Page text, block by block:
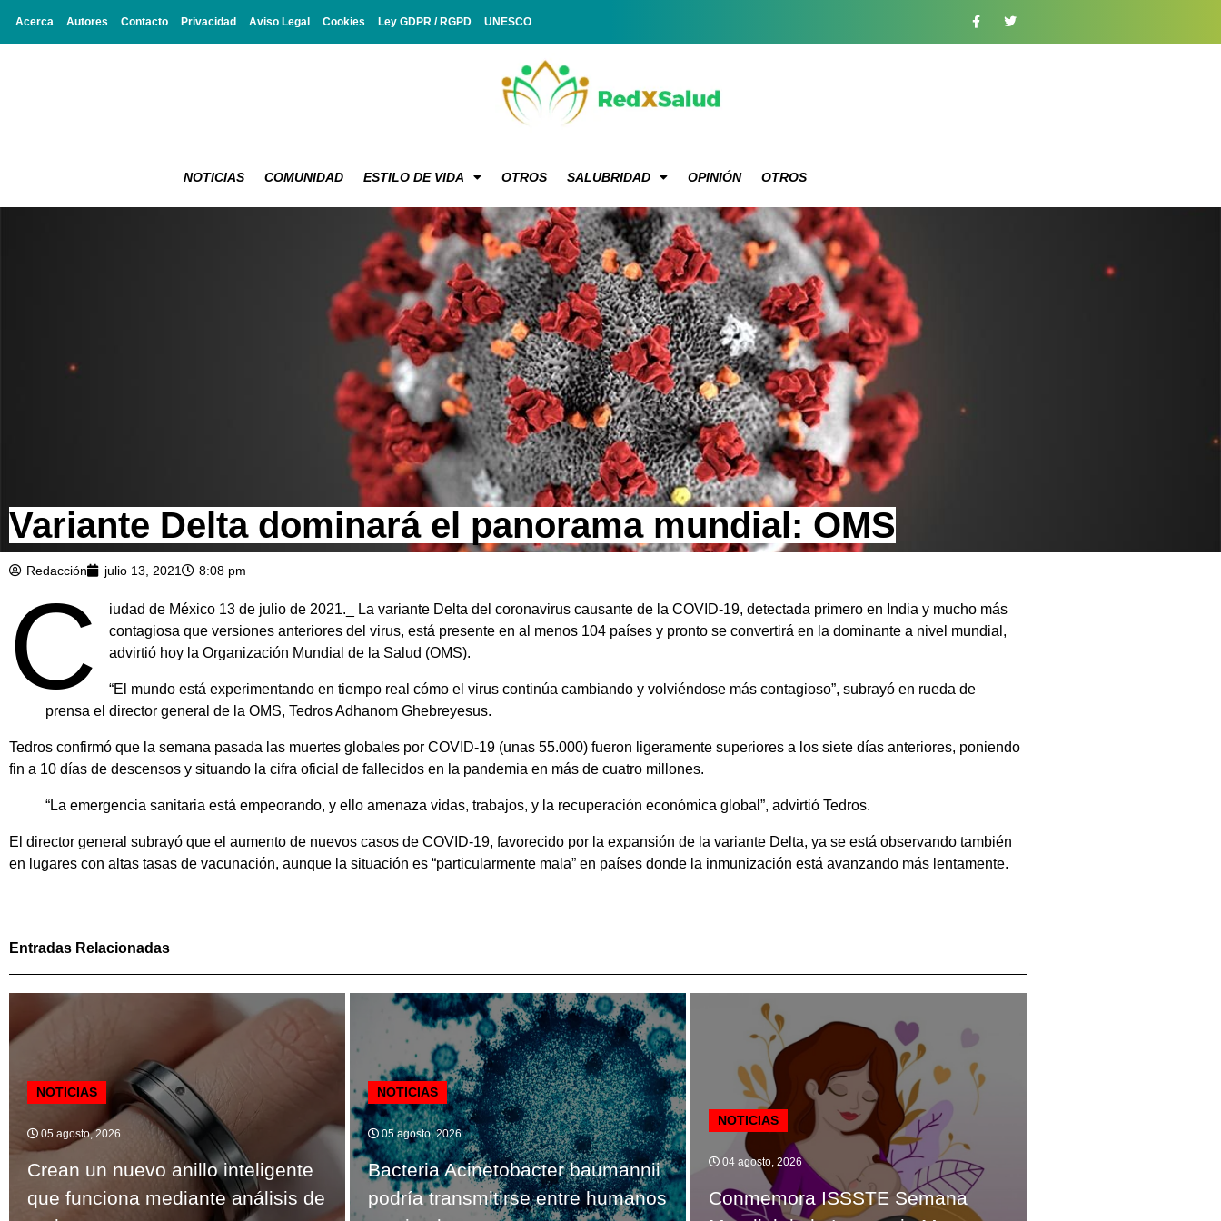
Acerca Autores Contacto Privacidad Aviso Legal Cookies Ley GDPR / RGPD UNESCO
NOTICIAS COMUNIDAD ESTILO DE VIDA OTROS SALUBRIDAD OPINIÓN OTROS
Variante Delta dominará el panorama mundial: OMS
Redacción julio 13, 2021 8:08 pm
C
iudad de México 13 de julio de 2021._ La variante Delta del coronavirus causante de la COVID-19, detectada primero en India y mucho más
contagiosa que versiones anteriores del virus, está presente en al menos 104 países y pronto se convertirá en la dominante a nivel mundial,
advirtió hoy la Organización Mundial de la Salud (OMS).
“El mundo está experimentando en tiempo real cómo el virus continúa cambiando y volviéndose más contagioso”, subrayó en rueda de
prensa el director general de la OMS, Tedros Adhanom Ghebreyesus.
Tedros confirmó que la semana pasada las muertes globales por COVID-19 (unas 55.000) fueron ligeramente superiores a los siete días anteriores, poniendo
fin a 10 días de descensos y situando la cifra oficial de fallecidos en la pandemia en más de cuatro millones.
“La emergencia sanitaria está empeorando, y ello amenaza vidas, trabajos, y la recuperación económica global”, advirtió Tedros.
El director general subrayó que el aumento de nuevos casos de COVID-19, favorecido por la expansión de la variante Delta, ya se está observando también
en lugares con altas tasas de vacunación, aunque la situación es “particularmente mala” en países donde la inmunización está avanzando más lentamente.
Entradas Relacionadas
NOTICIAS
05 agosto, 2026
Crean un nuevo anillo inteligente
que funciona mediante análisis de
NOTICIAS
05 agosto, 2026
Bacteria Acinetobacter baumannii
podría transmitirse entre humanos
NOTICIAS
04 agosto, 2026
Conmemora ISSSTE Semana